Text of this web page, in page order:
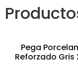
Pega
Reforzado Gris